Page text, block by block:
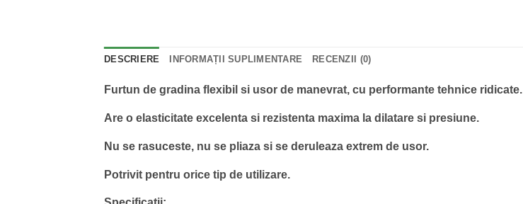
DESCRIERE INFORMAȚII SUPLIMENTARE RECENZII (0)
Furtun de gradina flexibil si usor de manevrat, cu performante tehnice ridicate.
Are o elasticitate excelenta si rezistenta maxima la dilatare si presiune.
Nu se rasuceste, nu se pliaza si se deruleaza extrem de usor.
Potrivit pentru orice tip de utilizare.